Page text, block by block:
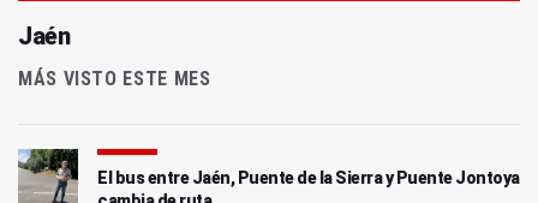
Jaén
MÁS VISTO ESTE MES
El bus entre Jaén, Puente de la Sierra y Puente Jontoya